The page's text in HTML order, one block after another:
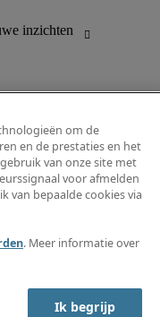
om de
en de prestaties en het
van onze site met
voor afmelden
van bepaalde cookies via
. Meer informatie over
Ik begrijp